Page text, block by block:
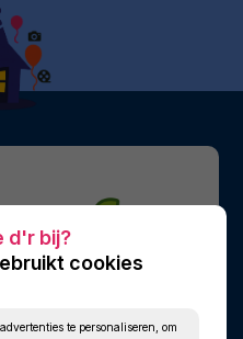
cookies
te personaliseren, om